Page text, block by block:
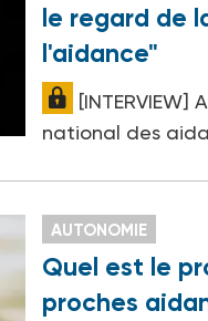
le regard de
l'aidance"
national des
AUTONOMIE
Quel est le
proches